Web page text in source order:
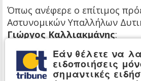
Όπως ανέφερε ο επίτιμος
Αστυνομικών Υπαλλήλων
Γιώργος Καλλιακμάνης:
«Το κορίτσι το βρήκε η
περιφέρεται στους δρόμους
τις 8 η ώρα. Οι γονείς
Εάν θέλετε να
ειδοποιήσεις
σημαντικές